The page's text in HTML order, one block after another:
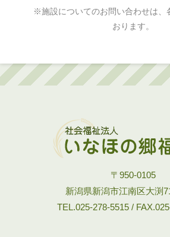
※施設についてのお問い合わせは、
おります。
〒950-0105
新潟県新潟市江南区大渕
TEL.025-278-5515 /